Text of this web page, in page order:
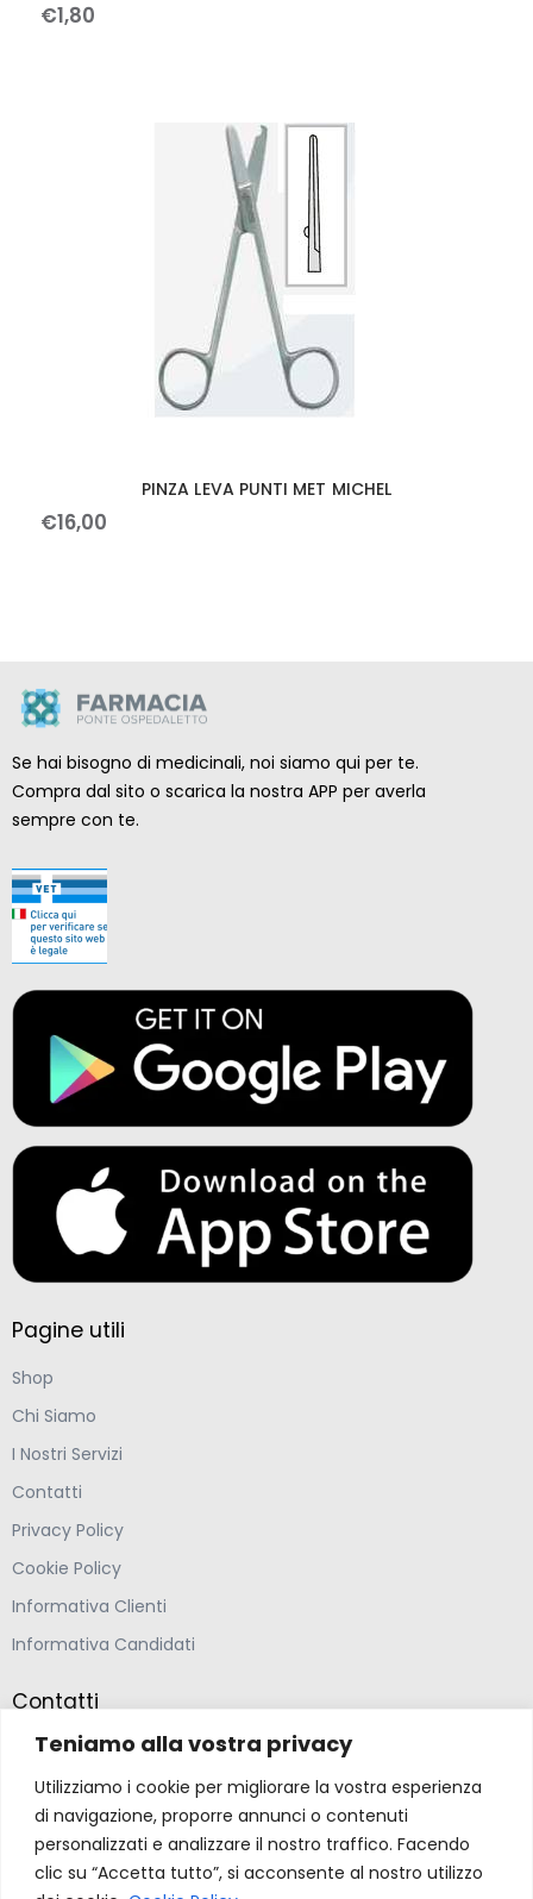
Teniamo alla vostra privacy
Utilizziamo i cookie per migliorare la vostra esperienza
di navigazione, proporre annunci o contenuti
personalizzati e analizzare il nostro traffico. Facendo
clic su “Accetta tutto”, si acconsente al nostro utilizzo
€1,80
PINZA LEVA PUNTI MET MICHEL
€16,00
Se hai bisogno di medicinali, noi siamo qui per te.
Compra dal sito o scarica la nostra APP per averla
sempre con te.
Pagine utili
Shop
Chi Siamo
I Nostri Servizi
Contatti
Privacy Policy
Cookie Policy
Informativa Clienti
Informativa Candidati
Contatti
Farmacia Ponte Ospedaletto S.N.C
Via della Solidarietà 2,
47020 Longiano, Forlì-Cesena